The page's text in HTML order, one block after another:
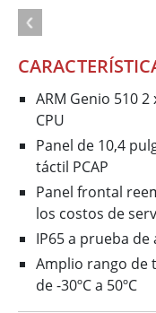
ARM Genio 510 2
CPU
Panel de 10,4
táctil PCAP
Panel frontal
los costos de
IP65 a prueba de
Amplio rango de
de -30ºC a 50ºC